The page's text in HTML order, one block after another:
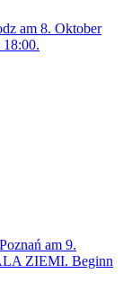
am 8. Oktober
am 9.
ZIEMI. Beginn